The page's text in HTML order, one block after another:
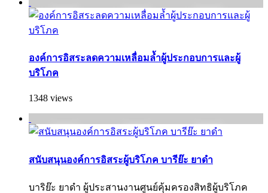
องค์การอิสระลดความเหลื่อมล้ำผู้ประกอบการและผู้
บริโภค
1348 views
สนับสนุนองค์การอิสระผู้บริโภค บารีย๊ะ ยาดำ
บาริย๊ะ ยาดำ ผู้ประสานงานศูนย์คุ้มครองสิทธิผู้บริโภค